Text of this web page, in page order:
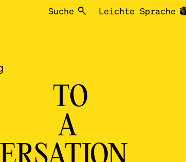
Suche Leichte Sprache
TO
A